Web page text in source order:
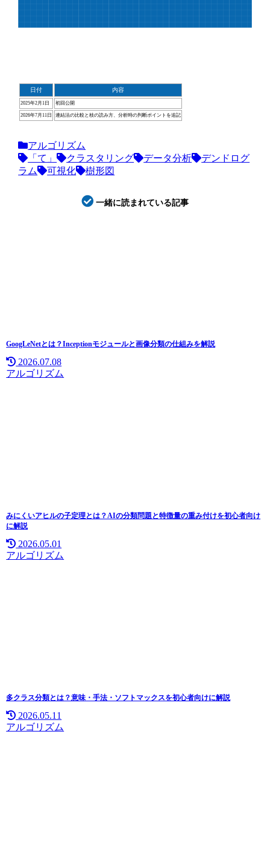
日付 内容
2025年2月1日 初回公開
2026年7月11日 連結法の比較と枝の読み方、分析時の判断ポイントを追記
アルゴリズム
「て」
クラスタリング データ分析
デンドログ
ラム
可視化 樹形図
一緒に読まれている記事
GoogLeNetとは？Inceptionモジュールと画像分類の仕組みを解説
2026.07.08
アルゴリズム
みにくいアヒルの子定理とは？AIの分類問題と特徴量の重み付けを初心者向け
に解説
2026.05.01
アルゴリズム
多クラス分類とは？意味・手法・ソフトマックスを初心者向けに解説
2026.05.11
アルゴリズム